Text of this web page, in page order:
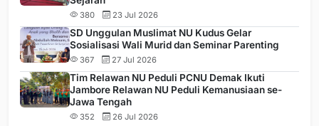
380 23 Jul 2026
SD Unggulan Muslimat NU Kudus Gelar
Sosialisasi Wali Murid dan Seminar Parenting
367 27 Jul 2026
Tim Relawan NU Peduli PCNU Demak Ikuti
Jambore Relawan NU Peduli Kemanusiaan se-
Jawa Tengah
352 26 Jul 2026